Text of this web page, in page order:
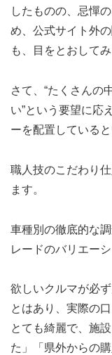
したものの、忌憚
め、公式サイト外
も、目をとおしてみ
さて、“たくさんの
い”という要望に応
ーを配置している
職人技のこだわり
ます。
車種別の徹底的な
レードのバリエー
欲しいクルマが必
とはあり、実際の
とても綺麗で、施
た」「県外からの